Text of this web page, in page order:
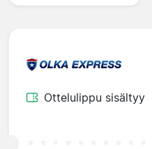
Ottelulippu sisältyy